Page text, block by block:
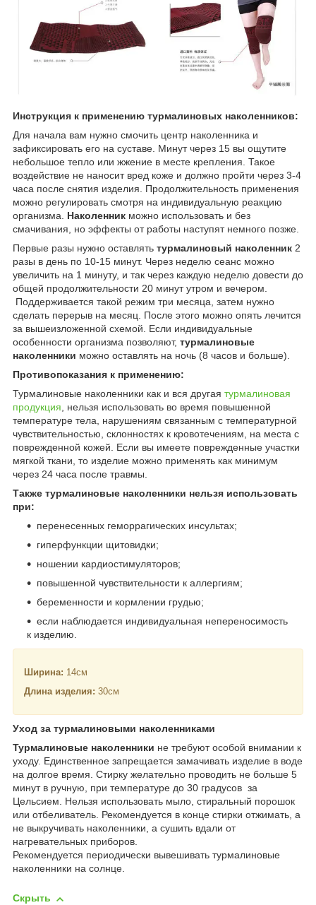
Инструкция к применению турмалиновых наколенников:
Для начала вам нужно смочить центр наколенника и
зафиксировать его на суставе. Минут через 15 вы ощутите
небольшое тепло или жжение в месте крепления. Такое
воздействие не наносит вред коже и должно пройти через 3-4
часа после снятия изделия. Продолжительность применения
можно регулировать смотря на индивидуальную реакцию
организма. Наколенник можно использовать и без
смачивания, но эффекты от работы наступят немного позже.
Первые разы нужно оставлять турмалиновый наколенник 2
разы в день по 10-15 минут. Через неделю сеанс можно
увеличить на 1 минуту, и так через каждую неделю довести до
общей продолжительности 20 минут утром и вечером.
Поддерживается такой режим три месяца, затем нужно
сделать перерыв на месяц. После этого можно опять лечится
за вышеизложенной схемой. Если индивидуальные
особенности организма позволяют, турмалиновые
наколенники можно оставлять на ночь (8 часов и больше).
Противопоказания к применению:
Турмалиновые наколенники как и вся другая турмалиновая
продукция, нельзя использовать во время повышенной
температуре тела, нарушениям связанным с температурной
чувствительностью, склонностях к кровотечениям, на места с
поврежденной кожей. Если вы имеете поврежденные участки
мягкой ткани, то изделие можно применять как минимум
через 24 часа после травмы.
Также турмалиновые наколенники нельзя использовать
при:
перенесенных геморрагических инсультах;
гиперфункции щитовидки;
ношении кардиостимуляторов;
повышенной чувствительности к аллергиям;
беременности и кормлении грудью;
если наблюдается индивидуальная непереносимость
к изделию.
Ширина: 14см
Длина изделия: 30см
Уход за турмалиновыми наколенниками
Турмалиновые наколенники не требуют особой внимании к
уходу. Единственное запрещается замачивать изделие в воде
на долгое время. Стирку желательно проводить не больше 5
минут в ручную, при температуре до 30 градусов за
Цельсием. Нельзя использовать мыло, стиральный порошок
или отбеливатель. Рекомендуется в конце стирки отжимать, а
не выкручивать наколенники, а сушить вдали от
нагревательных приборов.
Рекомендуется периодически вывешивать турмалиновые
наколенники на солнце.
Скрыть